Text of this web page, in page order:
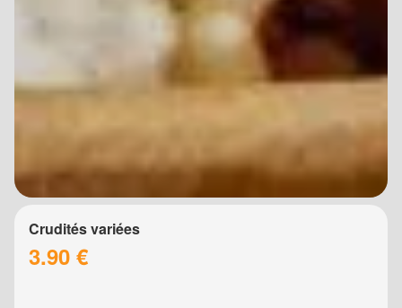
Crudités variées
3.90 €